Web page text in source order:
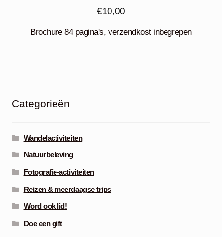
€10,00
Brochure 84 pagina's, verzendkost inbegrepen
Categorieën
Wandelactiviteiten
Natuurbeleving
Fotografie-activiteiten
Reizen & meerdaagse trips
Word ook lid!
Doe een gift